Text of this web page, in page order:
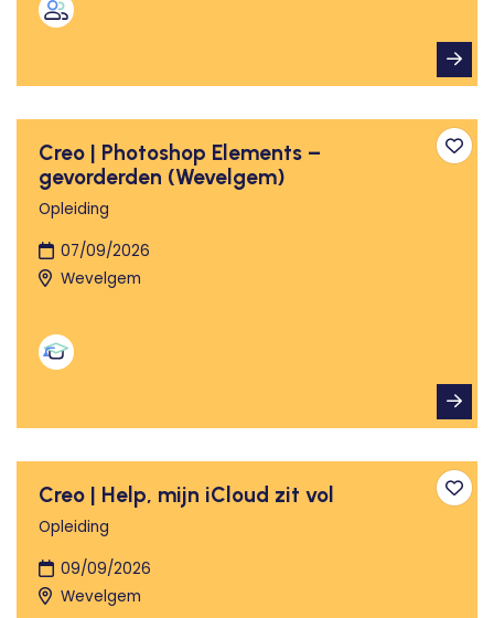
Creo | Photoshop Elements –
gevorderden (Wevelgem)
Opleiding
07/09/2026
Wevelgem
Creo | Help, mijn iCloud zit vol
Opleiding
09/09/2026
Wevelgem